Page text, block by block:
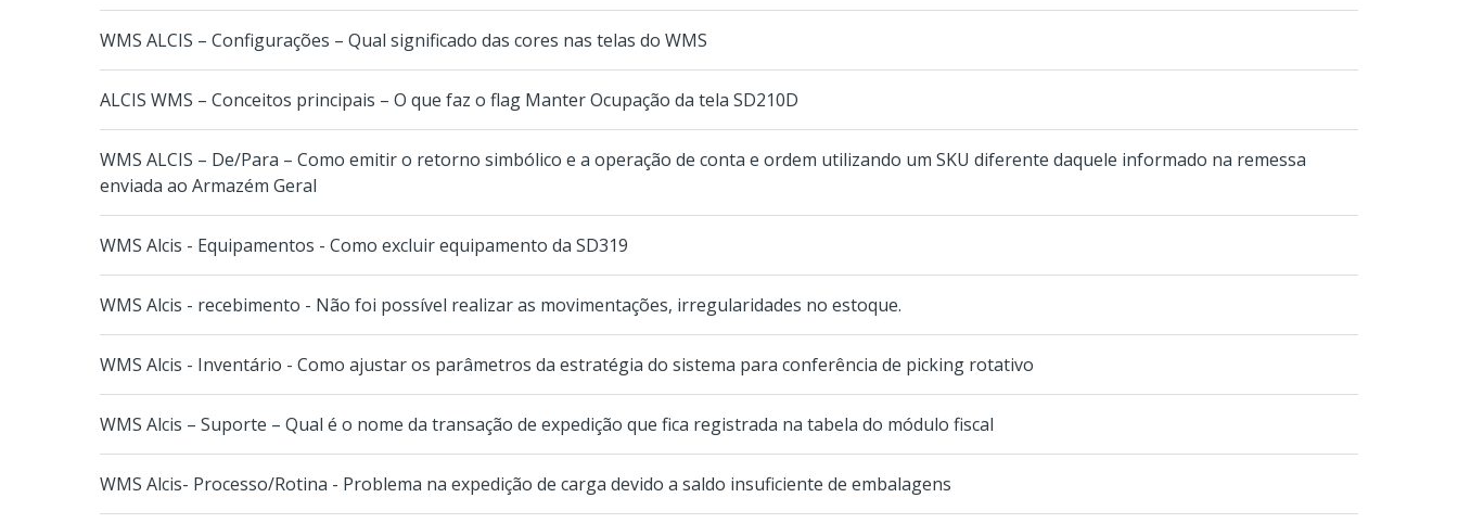
WMS ALCIS – Configurações – Qual significado das cores nas telas do WMS
ALCIS WMS – Conceitos principais – O que faz o flag Manter Ocupação da tela SD210D
WMS ALCIS – De/Para – Como emitir o retorno simbólico e a operação de conta e ordem utilizando um SKU diferente daquele informado na remessa
enviada ao Armazém Geral
WMS Alcis - Equipamentos - Como excluir equipamento da SD319
WMS Alcis - recebimento - Não foi possível realizar as movimentações, irregularidades no estoque.
WMS Alcis - Inventário - Como ajustar os parâmetros da estratégia do sistema para conferência de picking rotativo
WMS Alcis – Suporte – Qual é o nome da transação de expedição que fica registrada na tabela do módulo fiscal
WMS Alcis- Processo/Rotina - Problema na expedição de carga devido a saldo insuficiente de embalagens